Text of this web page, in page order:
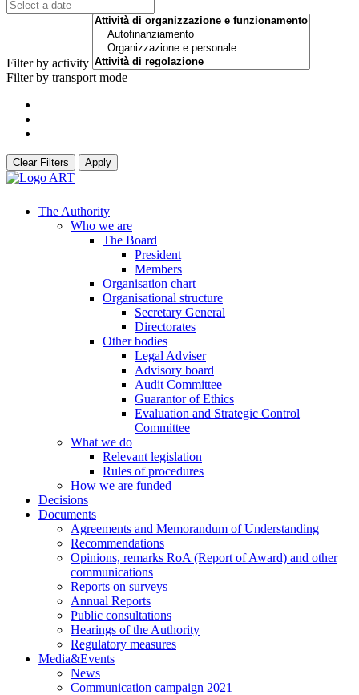
Filter by activity
Filter by transport mode
Clear Filters Apply
The Authority
Who we are
The Board
President
Members
Organisation chart
Organisational structure
Secretary General
Directorates
Other bodies
Legal Adviser
Advisory board
Audit Committee
Guarantor of Ethics
Evaluation and Strategic Control
Committee
What we do
Relevant legislation
Rules of procedures
How we are funded
Decisions
Documents
Agreements and Memorandum of Understanding
Recommendations
Opinions, remarks RoA (Report of Award) and other
communications
Reports on surveys
Annual Reports
Public consultations
Hearings of the Authority
Regulatory measures
Media&Events
News
Communication campaign 2021